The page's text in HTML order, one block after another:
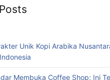
Unik Kopi Arabika
Membuka Coffee Shop: Ini